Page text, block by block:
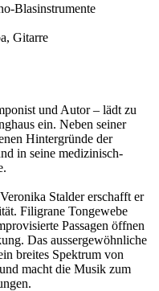
Blasinstrumente
Gitarre
und Autor – lädt zu
ein. Neben seiner
Hintergründe der
in seine medizinisch-
Stalder erschafft er
Filigrane Tongewebe
Passagen öffnen
Das aussergewöhnliche
breites Spektrum von
macht die Musik zum